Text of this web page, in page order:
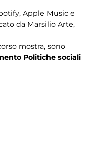
Apple Music e
da Marsilio Arte,
mostra, sono
Politiche sociali